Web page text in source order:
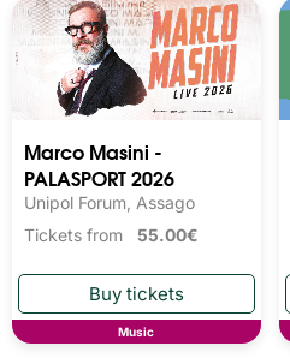
Marco Masini -
PALASPORT 2026
Unipol Forum, Assago
Tickets from 55.00€
Music